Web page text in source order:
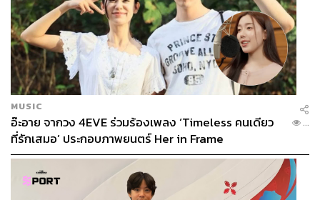
MUSIC
อ๊ะอาย จากวง 4EVE ร่วมร้องเพลง ‘Timeless คนเดียว
ที่รักเสมอ’ ประกอบภาพยนตร์ Her in Frame
...